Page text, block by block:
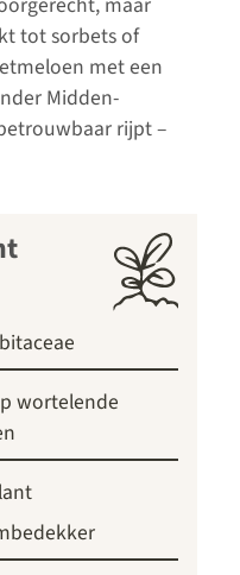
tot sorbets of
met een
Midden-
rijpt –
wortelende